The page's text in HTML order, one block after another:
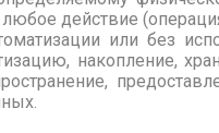
действие
или без
накопление,